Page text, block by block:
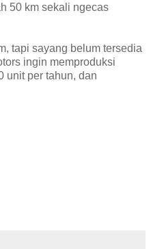
50 km sekali ngecas
tapi sayang belum tersedia
ingin memproduksi
unit per tahun, dan